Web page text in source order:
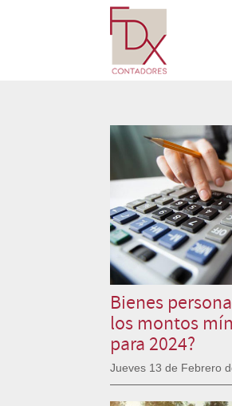
Bienes
los montos
para 2024?
Jueves 13 de Febrero